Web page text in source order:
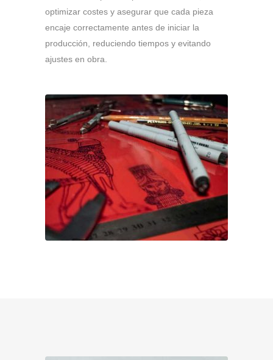
optimizar costes y asegurar que cada pieza
encaje correctamente antes de iniciar la
producción, reduciendo tiempos y evitando
ajustes en obra.